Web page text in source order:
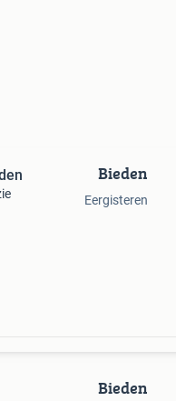
Bieden
Eergisteren
Bieden